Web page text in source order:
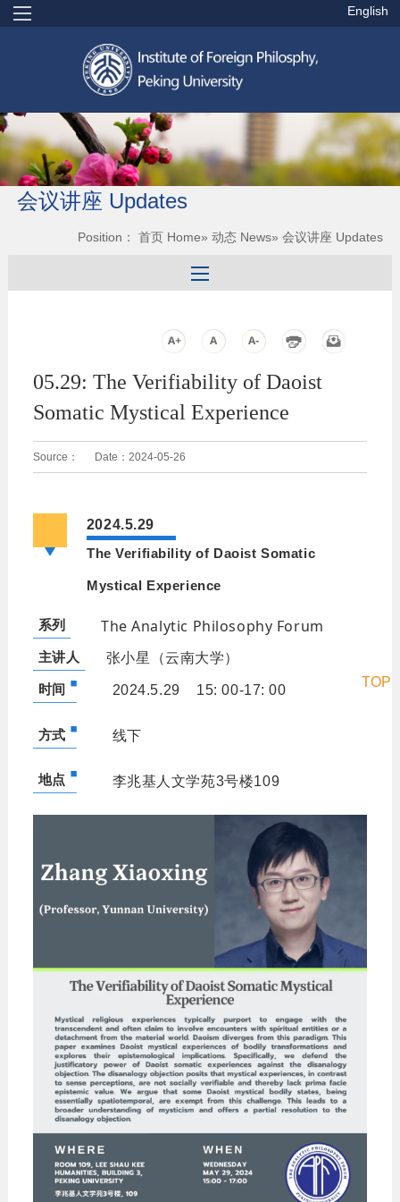
English
会议讲座 Updates
Position：首页 Home»动态 News» 会议讲座 Updates
05.29: The Verifiability of Daoist
Somatic Mystical Experience
Source： Date： 2024-05-26
2024.5.29
The Verifiability of Daoist Somatic
Mystical Experience
系列 The Analytic Philosophy Forum
主讲人 张小星（云南大学）
时间 2024.5.29 15: 00-17: 00
方式 线下
地点 李兆基人文学苑3号楼109
TOP